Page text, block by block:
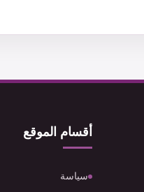
أقسام الموقع
سياسة